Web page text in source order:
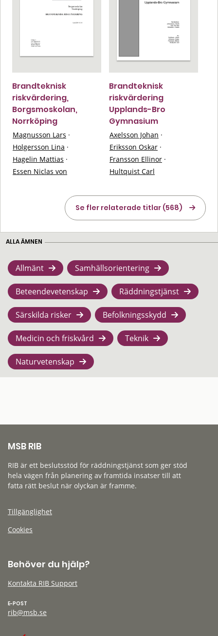
Brandteknisk
riskvärdering,
Borgsmoskolan,
Norrköping
Magnusson Lars ·
Holgersson Lina ·
Hagelin Mattias ·
Essen Niclas von
Brandteknisk
riskvärdering
Upplands-Bro
Gymnasium
Axelsson Johan ·
Eriksson Oskar ·
Fransson Ellinor ·
Hultquist Carl
Se fler relaterade titlar (568)
ALLA ÄMNEN
Allmänt Samhällsorientering
Beteendevetenskap Räddningstjänst
Särskilda risker Befolkningsskydd
Medicin och friskvård Teknik
Naturvetenskap
MSB RIB
RIB är ett beslutsstöd för räddningstjänst som ger stöd
hela vägen från planering av framtida insatser till att
fatta rätt beslut när olyckan är framme.
Tillgänglighet
Cookies
Behöver du hjälp?
Kontakta RIB Support
E-POST
rib@msb.se